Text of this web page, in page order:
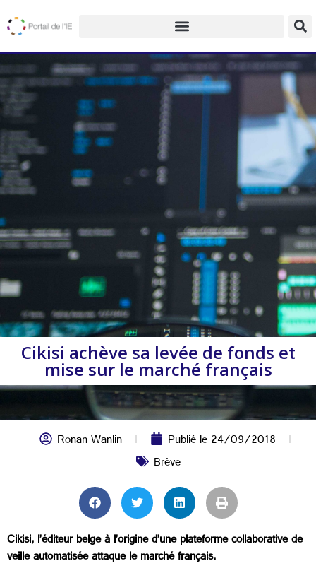
Cikisi achève sa levée de fonds et
mise sur le marché français
Ronan Wanlin Publié le24/09/2018
Brève
Cikisi, l’éditeur belge à l’origine d’une plateforme collaborative de
veille automatisée attaque le marché français.